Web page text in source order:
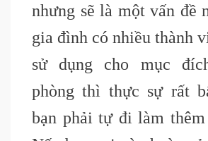
nhưng sẽ là một vấn đề
gia đình có nhiều thành
sử dụng cho mục
phòng thì thực sự rất
bạn phải tự đi làm